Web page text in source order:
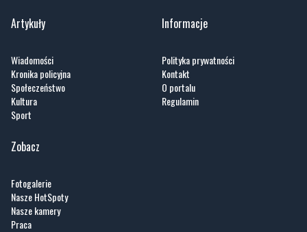
Artykuły
Wiadomości
Kronika policyjna
Społeczeństwo
Kultura
Sport
Informacje
Polityka prywatności
Kontakt
O portalu
Regulamin
Zobacz
Fotogalerie
Nasze HotSpoty
Nasze kamery
Praca